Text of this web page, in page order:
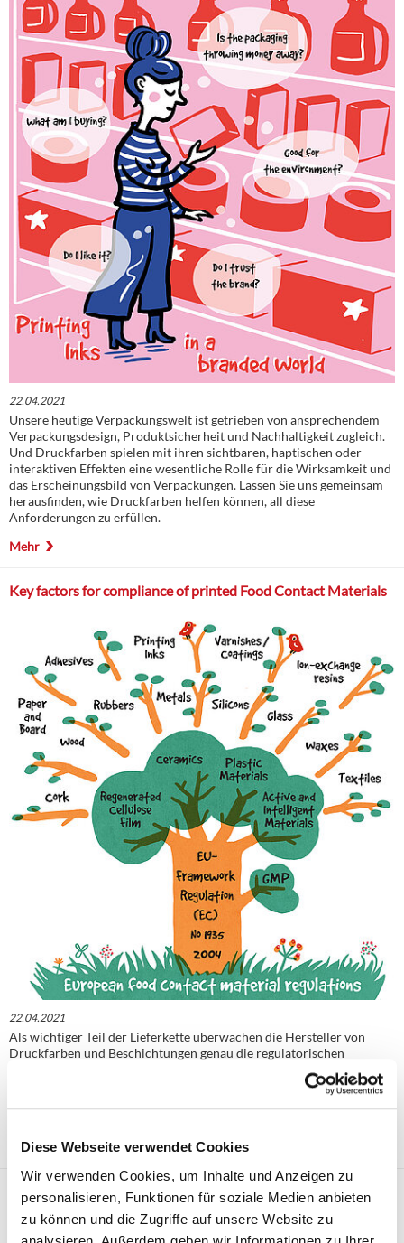
Diese Webseite verwendet Cookies
Wir verwenden Cookies, um Inhalte und Anzeigen zu
personalisieren, Funktionen für soziale Medien anbieten
zu können und die Zugriffe auf unsere Website zu
22.04.2021
Unsere heutige Verpackungswelt ist getrieben von ansprechendem
Verpackungsdesign, Produktsicherheit und Nachhaltigkeit zugleich.
Und Druckfarben spielen mit ihren sichtbaren, haptischen oder
interaktiven Effekten eine wesentliche Rolle für die Wirksamkeit und
das Erscheinungsbild von Verpackungen. Lassen Sie uns gemeinsam
herausfinden, wie Druckfarben helfen können, all diese
Anforderungen zu erfüllen.
Mehr
Key factors for compliance of printed Food Contact Materials
22.04.2021
Als wichtiger Teil der Lieferkette überwachen die Hersteller von
Druckfarben und Beschichtungen genau die regulatorischen
Anforderungen für bedruckte Lebensmittelkontaktmaterialien
(FCM). Unsere Branche unterstützt die Lieferkette mit Kompetenz,
Mehr
Compliant printed Food Contact Materials – EuPIA's
contribution